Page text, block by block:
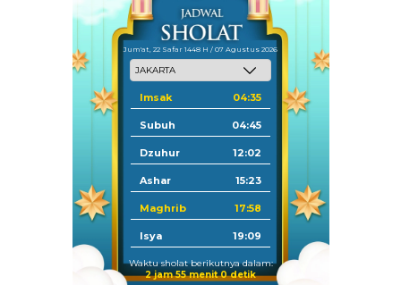
Jum'at, 22 Safar 1448 H / 07 Agustus 2026
Imsak 04:35
Subuh 04:45
Dzuhur 12:02
Ashar 15:23
Maghrib 17:58
Isya 19:09
Waktu sholat berikutnya dalam:
2 jam 54 menit 59 detik